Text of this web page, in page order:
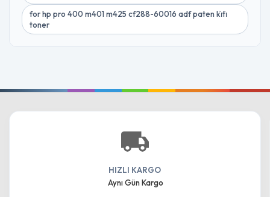
for hp pro 400 m401 m425 cf288-60016 adf paten ki̇ti̇
toner
HIZLI KARGO
Aynı Gün Kargo